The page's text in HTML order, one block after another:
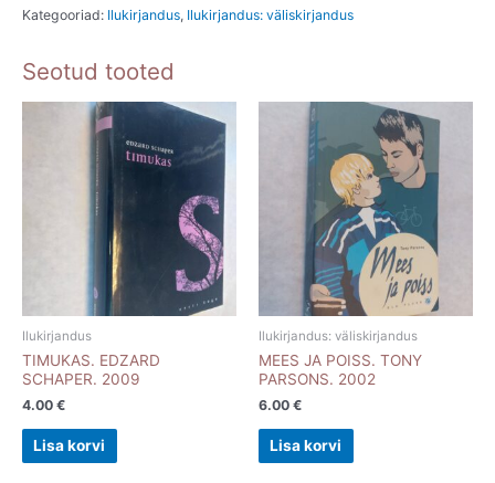
Kategooriad: Ilukirjandus, Ilukirjandus: väliskirjandus
Seotud tooted
Ilukirjandus
TIMUKAS. EDZARD
SCHAPER. 2009
4.00 €
Lisa korvi
Ilukirjandus: väliskirjandus
MEES JA POISS. TONY
PARSONS. 2002
6.00 €
Lisa korvi